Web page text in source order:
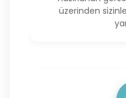
üzerinden sizinle